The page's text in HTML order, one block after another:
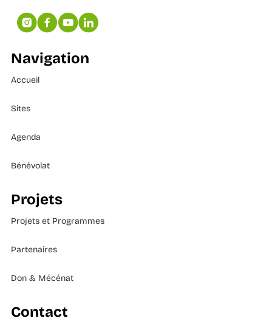
Navigation
Accueil
Sites
Agenda
Bénévolat
Projets
Projets et Programmes
Partenaires
Don & Mécénat
Contact